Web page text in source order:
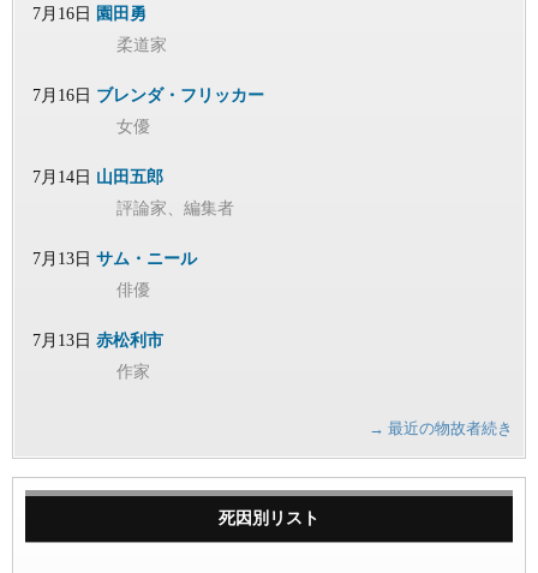
7月16日 園田勇
柔道家
7月16日 ブレンダ・フリッカー
女優
7月14日 山田五郎
評論家、編集者
7月13日 サム・ニール
俳優
7月13日 赤松利市
作家
→ 最近の物故者続き
死因別リスト